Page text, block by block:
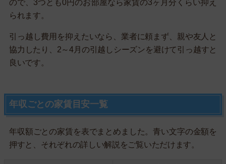
ので、3つとも0円のお部屋なら家賃の3ヶ月分くらい抑え
られます。
引っ越し費用を抑えたいなら、業者に頼まず、親や友人と
協力したり、2～4月の引越しシーズンを避けて引っ越すと
良いです。
年収ごとの家賃目安一覧
年収額ごとの家賃を表でまとめました。青い文字の金額を
押すと、それぞれの詳しい解説をご覧いただけます。